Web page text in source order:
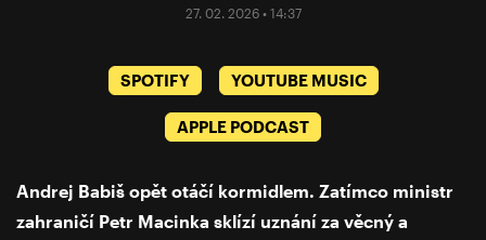
27. 02. 2026 • 14:37
SPOTIFY YOUTUBE MUSIC
APPLE PODCAST
Andrej Babiš opět otáčí kormidlem. Zatímco ministr
zahraničí Petr Macinka sklízí uznání za věcný a